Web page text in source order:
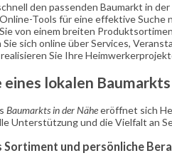
den passenden Baumarkt in
Tools für eine effektive Suche
von einem breiten
sich online über Services,
realisieren Sie Ihre
lokalen
Baumarkts in der Näheeröffnet sich
Unterstützung und die Vielfalt an
Sortiment und persönliche